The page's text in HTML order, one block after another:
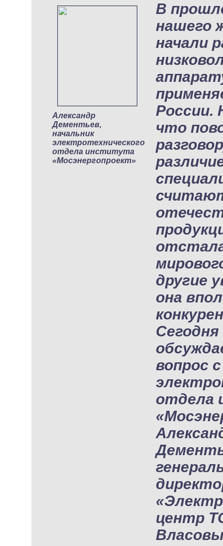
Александр
Дементьев,
начальник
электротехнического
отдела института
«Мосэнергопроект»
В
нашего
начали
России.
что
другие
она
вопрос
отдела
центр